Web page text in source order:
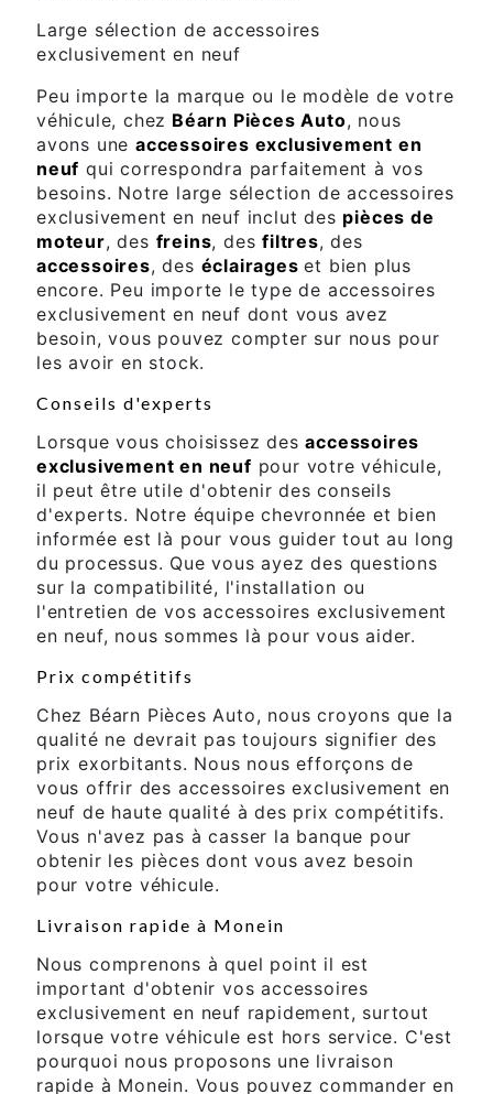
Large sélection de accessoires
exclusivement en neuf
Peu importe la marque ou le modèle de votre
véhicule, chez Béarn Pièces Auto, nous
avons uneaccessoires exclusivement en
neuf qui correspondra parfaitement à vos
besoins. Notre large sélection de accessoires
exclusivement en neuf inclut des pièces de
moteur, des freins, desfiltres, des
accessoires, des éclairageset bien plus
encore. Peu importe le type de accessoires
exclusivement en neuf dont vous avez
besoin, vous pouvez compter sur nous pour
les avoir en stock.
Conseils d'experts
Lorsque vous choisissez desaccessoires
exclusivement en neuf pour votre véhicule,
il peut être utile d'obtenir des conseils
d'experts. Notre équipe chevronnée et bien
informée est là pour vous guider tout au long
du processus. Que vous ayez des questions
sur la compatibilité, l'installation ou
l'entretien de vos accessoires exclusivement
en neuf, nous sommes là pour vous aider.
Prix compétitifs
Chez Béarn Pièces Auto, nous croyons que la
qualité ne devrait pas toujours signifier des
prix exorbitants. Nous nous efforçons de
vous offrir des accessoires exclusivement en
neuf de haute qualité à des prix compétitifs.
Vous n'avez pas à casser la banque pour
obtenir les pièces dont vous avez besoin
pour votre véhicule.
Livraison rapide à Monein
Nous comprenons à quel point il est
important d'obtenir vos accessoires
exclusivement en neuf rapidement, surtout
lorsque votre véhicule est hors service. C'est
pourquoi nous proposons une livraison
rapide à Monein. Vous pouvez commander en